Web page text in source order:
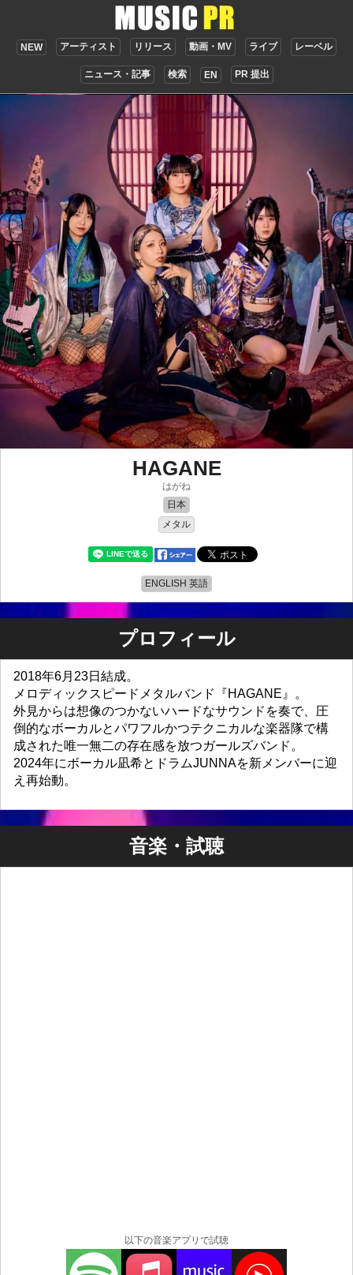
NEW アーティスト リリース 動画・MV ライブ レーベル
ニュース・記事 検索 EN PR 提出
HAGANE
はがね
日本
メタル
ENGLISH 英語
プロフィール
2018年6月23日結成。
メロディックスピードメタルバンド『HAGANE』。
外見からは想像のつかないハードなサウンドを奏で、圧
倒的なボーカルとパワフルかつテクニカルな楽器隊で構
成された唯一無二の存在感を放つガールズバンド。
2024年にボーカル凪希とドラムJUNNAを新メンバーに迎
え再始動。
音楽・試聴
以下の音楽アプリで試聴